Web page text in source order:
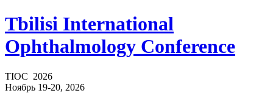
Tbilisi International
Ophthalmology Conference
TIOC 2026
Ноябрь 19-20, 2026